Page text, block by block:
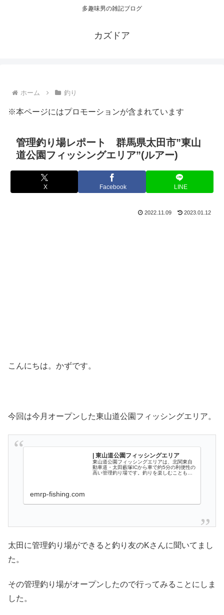
多趣味男の雑記ブログ
カズドア
ホーム 釣り
※本ページにはプロモーションが含まれています
管理釣り場レポート 群馬県太田市”東山
道公園フィッシングエリア”(ルアー)
X Facebook LINE
2022.11.09 2023.01.12
こんにちは。かずです。
今回は今月オープンした東山道公園フィッシングエリア。
| 東山道公園フィッシングエリア
東山道公園フィッシングエリアは、北関東自
動車道・太田藪塚ICから車で約5分の利便性の
高い管理釣り場です。釣りを楽しむこともさ
emrp-fishing.com
太田に管理釣り場ができると釣り友のKさんに聞いてまし
た。
その管理釣り場がオープンしたので行ってみることにしま
した。